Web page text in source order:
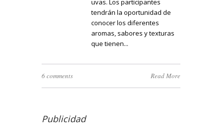
uvas. Los participantes
tendrán la oportunidad de
conocer los diferentes
aromas, sabores y texturas
que tienen...
6 comments Read More
Publicidad